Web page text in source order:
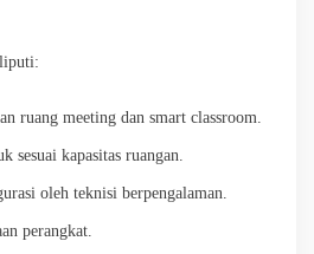
ruang meeting dan smart classroom.
sesuai kapasitas ruangan.
oleh teknisi berpengalaman.
perangkat.